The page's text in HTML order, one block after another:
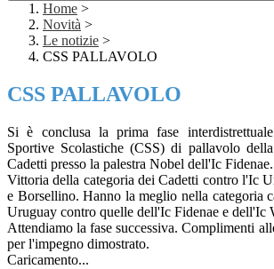
Home >
Novità >
Le notizie >
CSS PALLAVOLO
CSS PALLAVOLO
Si è conclusa la prima fase
Sportive Scolastiche (CSS) di pallavolo
Cadetti presso la palestra Nobel dell'Ic Fidenae.
Vittoria della categoria dei Cadetti contro l'Ic
e Borsellino. Hanno la meglio nella categoria
Uruguay contro quelle dell'Ic Fidenae e dell'Ic
Attendiamo la fase successiva. Complimenti
per l'impegno dimostrato.
Caricamento...